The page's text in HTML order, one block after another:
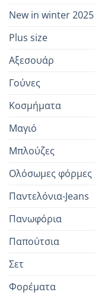
New in winter 2025
Plus size
Αξεσουάρ
Γούνες
Κοσμήματα
Μαγιό
Μπλούζες
Ολόσωμες φόρμες
Παντελόνια-Jeans
Πανωφόρια
Παπούτσια
Σετ
Φορέματα